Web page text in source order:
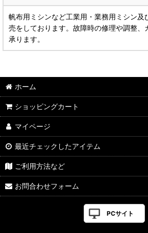
帆布用ミシンなど工業用・業務用ミシン及
売をしております。故障時の修理や調整、
承ります。
ホーム
ショッピングカート
マイページ
最近チェックしたアイテム
ご利用方法など
お問合わせフォーム
PCサイト